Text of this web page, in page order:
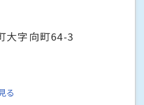
大字向町64-3
る